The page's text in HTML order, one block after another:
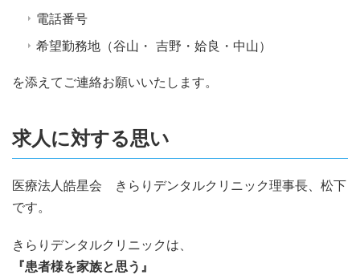
電話番号
希望勤務地（谷山・ 吉野・姶良・中山）
を添えてご連絡お願いいたします。
求人に対する思い
医療法人皓星会 きらりデンタルクリニック理事長、松下
です。
きらりデンタルクリニックは、
『患者様を家族と思う』